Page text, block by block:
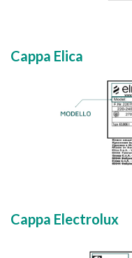
Cappa Elica
Cappa Electrolux